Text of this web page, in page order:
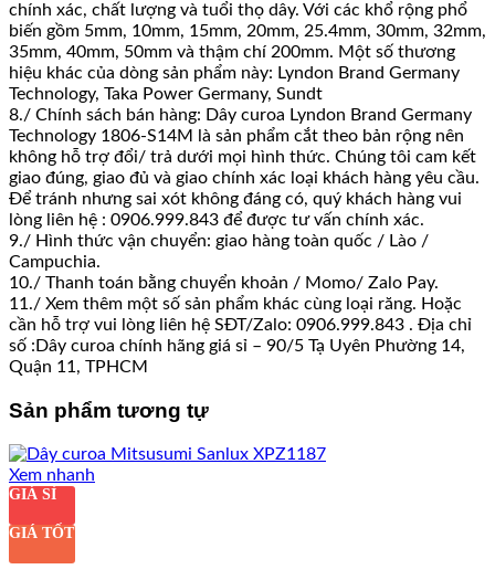
chính xác, chất lượng và tuổi thọ dây. Với các khổ rộng phổ
biến gồm 5mm, 10mm, 15mm, 20mm, 25.4mm, 30mm, 32mm,
35mm, 40mm, 50mm và thậm chí 200mm. Một số thương
hiệu khác của dòng sản phẩm này: Lyndon Brand Germany
Technology, Taka Power Germany, Sundt
8./ Chính sách bán hàng: Dây curoa Lyndon Brand Germany
Technology 1806-S14M là sản phẩm cắt theo bản rộng nên
không hỗ trợ đổi/ trả dưới mọi hình thức. Chúng tôi cam kết
giao đúng, giao đủ và giao chính xác loại khách hàng yêu cầu.
Để tránh nhưng sai xót không đáng có, quý khách hàng vui
lòng liên hệ : 0906.999.843 để được tư vấn chính xác.
9./ Hình thức vận chuyển: giao hàng toàn quốc / Lào /
Campuchia.
10./ Thanh toán bằng chuyển khoản / Momo/ Zalo Pay.
11./ Xem thêm một số sản phẩm khác cùng loại răng. Hoặc
cần hỗ trợ vui lòng liên hệ SĐT/Zalo: 0906.999.843 . Địa chỉ
số :Dây curoa chính hãng giá sỉ – 90/5 Tạ Uyên Phường 14,
Quận 11, TPHCM
Sản phẩm tương tự
Xem nhanh
GIÁ SỈ
GIÁ TỐT